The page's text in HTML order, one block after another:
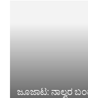
ಜೂಜಾಟ: ನಾಲ್ವರ